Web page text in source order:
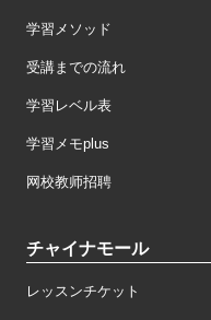
学習メソッド
受講までの流れ
学習レベル表
学習メモplus
网校教师招聘
チャイナモール
レッスンチケット